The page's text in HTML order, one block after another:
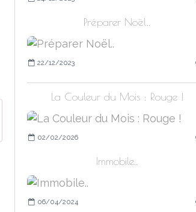
Préparer Noël..
22/12/2023
La Couleur du Mois : Rouge !
02/02/2026
Immobile..
06/04/2024